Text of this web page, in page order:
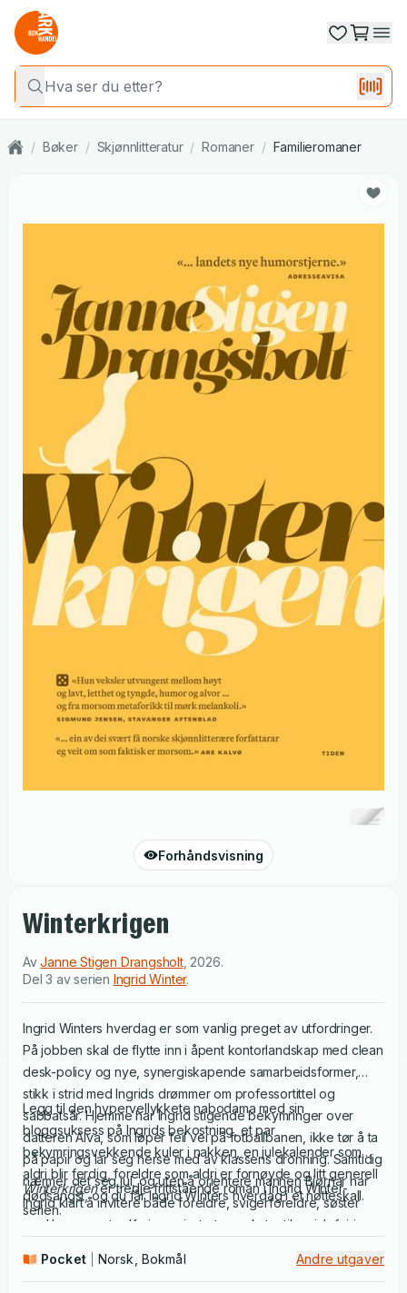
/ Bøker / Skjønnlitteratur / Romaner / Familieromaner
Forhåndsvisning
Winterkrigen
AvJanne Stigen Drangsholt, 2026.
Del 3 av serien Ingrid Winter.
Ingrid Winters hverdag er som vanlig preget av utfordringer.
På jobben skal de flytte inn i åpent kontorlandskap med clean
desk-policy og nye, synergiskapende samarbeidsformer,
stikk i strid med Ingrids drømmer om professortittel og
sabbatsår. Hjemme har Ingrid stigende bekymringer over
datteren Alva, som løper feil vei på fotballbanen, ikke tør å ta
på papir og lar seg herse med av klassens dronning. Samtidig
nærmer det seg jul, og uten å orientere mannen Bjørnar har
Ingrid klart å invitere både foreldre, svigerforeldre, søster
med barn, moster Kari og minst et par ekstra til en julefeiring
Legg til den hypervellykkete nabodama med sin
bloggsuksess på Ingrids bekostning, et par
bekymringsvekkende kuler i nakken, en julekalender som
aldri blir ferdig, foreldre som aldri er fornøyde og litt generell
dødsangst, og du får Ingrid Winters hverdag i et nøtteskall.
Winterkrigener tredje frittstående roman i Ingrid Winter-
serien.
Pocket Norsk, Bokmål Andre utgaver